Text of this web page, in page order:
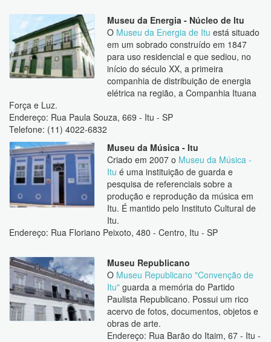
Museu da Energia - Núcleo de Itu
O Museu da Energia de Itu está situado
em um sobrado construído em 1847
para uso residencial e que sediou, no
início do século XX, a primeira
companhia de distribuição de energia
elétrica na região, a Companhia Ituana
Força e Luz.
Endereço: Rua Paula Souza, 669 - Itu - SP
Telefone: (11) 4022-6832
Museu da Música - Itu
Criado em 2007 o Museu da Música -
Itu é uma instituição de guarda e
pesquisa de referenciais sobre a
produção e reprodução da música em
Itu. É mantido pelo Instituto Cultural de
Itu.
Endereço: Rua Floriano Peixoto, 480 - Centro, Itu - SP
Museu Republicano
O Museu Republicano "Convenção de
Itu" guarda a memória do Partido
Paulista Republicano. Possui um rico
acervo de fotos, documentos, objetos e
obras de arte.
Endereço: Rua Barão do Itaim, 67 - Itu -